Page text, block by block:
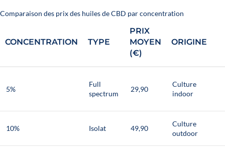
Comparaison des prix des huiles de CBD par concentration
CONCENTRATION TYPE
PRIX
MOYEN
(€)
ORIGINE
5%
Full
spectrum
29,90
Culture
indoor
10% Isolat 49,90
Culture
outdoor